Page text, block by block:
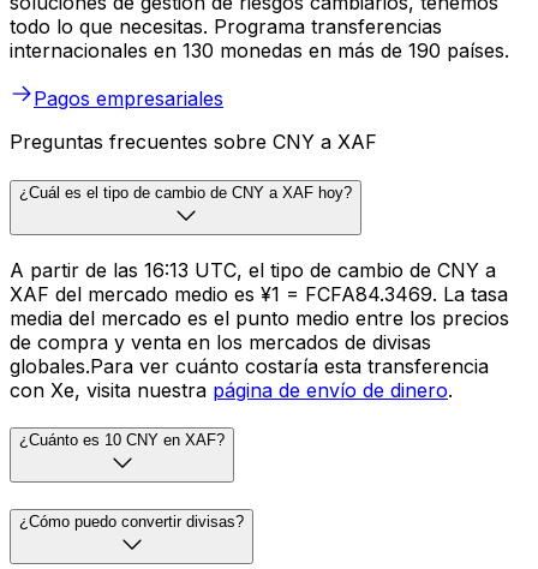
todo lo que necesitas. Programa transferencias
internacionales en 130 monedas en más de 190 países.
Pagos empresariales
Preguntas frecuentes sobre CNY a XAF
¿Cuál es el tipo de cambio de CNY a XAF hoy?
A partir de las 16:13 UTC, el tipo de cambio de CNY a
XAF del mercado medio es ¥1 = FCFA84.3469. La tasa
media del mercado es el punto medio entre los precios
de compra y venta en los mercados de divisas
globales.Para ver cuánto costaría esta transferencia
con Xe, visita nuestra página de envío de dinero.
¿Cuánto es 10 CNY en XAF?
¿Cómo puedo convertir divisas?